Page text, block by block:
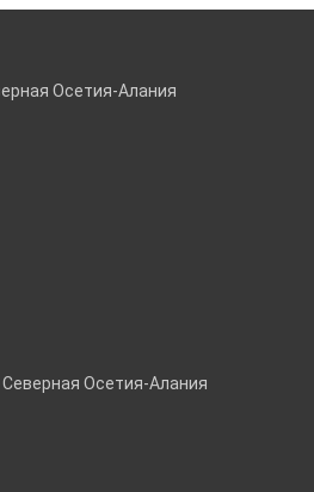
Осетия-Алания
Осетия-Алания